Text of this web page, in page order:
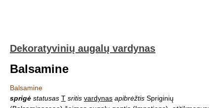
Dekoratyvinių augalų vardynas
Balsamine
Balsamine
sprigė statusas T sritis vardynas apibrėžtis Spriginių